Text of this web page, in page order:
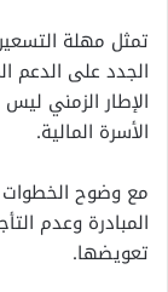
تمثل مهلة
الجدد على الدعم
الإطار الزمني
الأسرة المالية.
مع وضوح
المبادرة وعدم
تعويضها.